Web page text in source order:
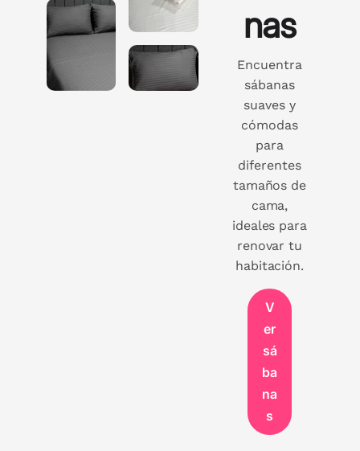
nas
Encuentra
sábanas
suaves y
cómodas
para
diferentes
tamaños de
cama,
ideales para
renovar tu
habitación.
V
er
sá
ba
na
s